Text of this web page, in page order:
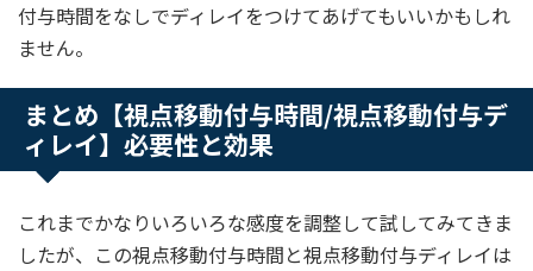
付与時間をなしでディレイをつけてあげてもいいかもしれ
ません。
まとめ【視点移動付与時間/視点移動付与デ
ィレイ】必要性と効果
これまでかなりいろいろな感度を調整して試してみてきま
したが、この視点移動付与時間と視点移動付与ディレイは